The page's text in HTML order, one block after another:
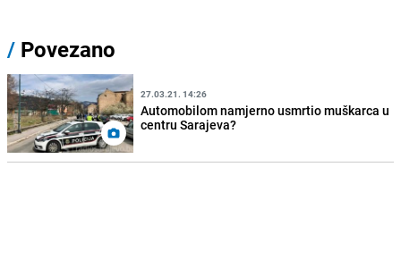
/ Povezano
27.03.21. 14:26
Automobilom namjerno usmrtio muškarca u
centru Sarajeva?